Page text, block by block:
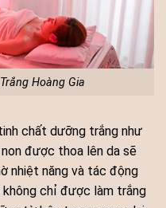
Hoàng Gia
chất dưỡng trắng như
được thoa lên da sẽ
nhiệt năng và tác động
không chỉ được làm trắng